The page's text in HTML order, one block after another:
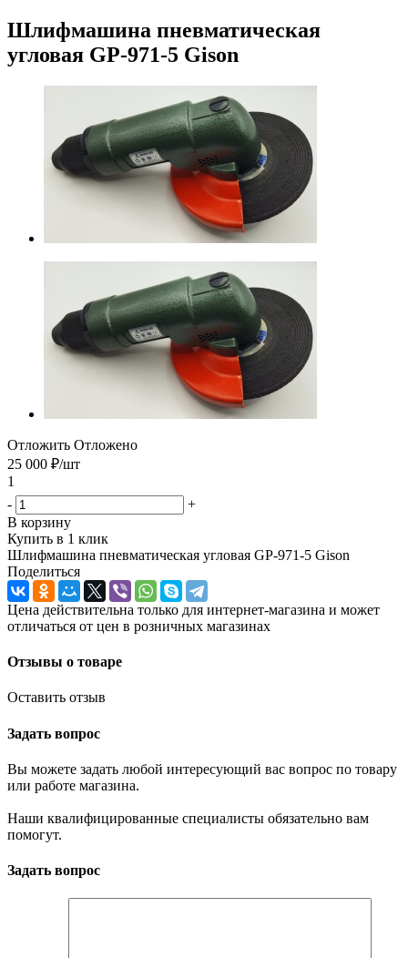
Шлифмашина пневматическая
угловая GP-971-5 Gison
Отложить Отложено
25 000 ₽/шт
1
-
+
В корзину
Купить в 1 клик
Шлифмашина пневматическая угловая GP-971-5 Gison
Поделиться
Цена действительна только для интернет-магазина и может
отличаться от цен в розничных магазинах
Отзывы о товаре
Оставить отзыв
Задать вопрос
Вы можете задать любой интересующий вас вопрос по товару
или работе магазина.
Наши квалифицированные специалисты обязательно вам
помогут.
Задать вопрос